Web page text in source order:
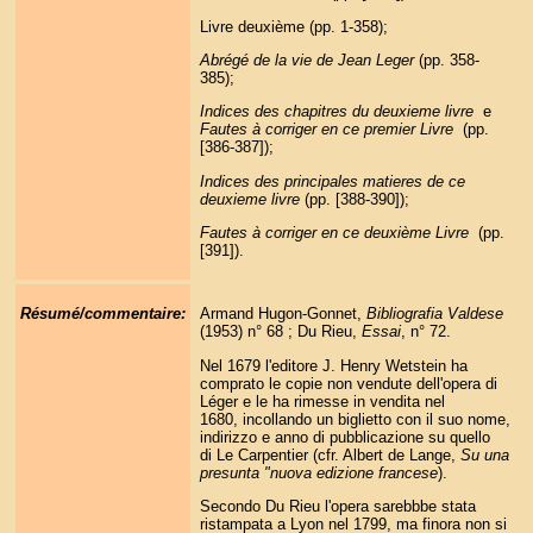
Livre deuxième (pp. 1-358);
Abrégé de la vie de Jean Leger(pp. 358-
385);
Indices des chapitres du deuxieme livree
Fautes à corriger en ce premier Livre(pp.
[386-387]);
Indices des principales matieres de ce
deuxieme livre(pp. [388-390]);
Fautes à corriger en ce deuxième Livre(pp.
[391]).
Résumé/commentaire: Armand Hugon-Gonnet, Bibliografia Valdese
(1953) n° 68 ; Du Rieu, Essai, n° 72.
Nel 1679 l'editore J. Henry Wetstein ha
comprato le copie non vendute dell'opera di
Léger e le ha rimesse in vendita nel
1680, incollando un biglietto con il suo nome,
indirizzo e anno di pubblicazione su quello
di Le Carpentier (cfr. Albert de Lange, Su una
presunta "nuova edizione francese).
Secondo Du Rieu l'opera sarebbbe stata
ristampata a Lyon nel 1799, ma finora non si